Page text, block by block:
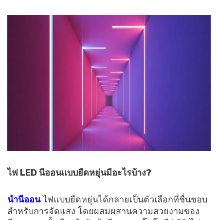
ไฟ LED นีออนแบบยืดหยุ่นมีอะไรบ้าง?
นำนีออนไฟแบบยืดหยุ่นได้กลายเป็นตัวเลือกที่ชื่นชอบ
สำหรับการจัดแสง โดยผสมผสานความสวยงามของ